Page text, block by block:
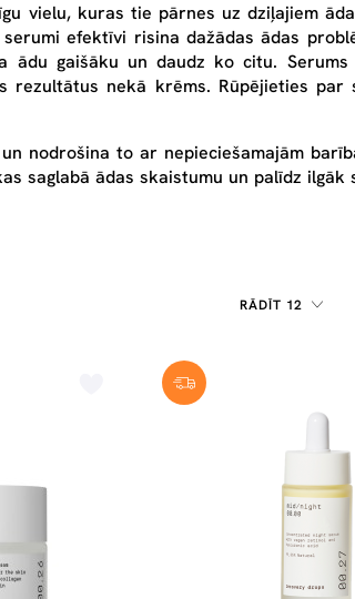
vielu, kuras tie pārnes uz dziļajiem
efektīvi risina dažādas ādas
ādu gaišāku un daudz ko citu.
rezultātus nekā krēms. Rūpējieties par
nodrošina to ar nepieciešamajām
saglabā ādas skaistumu un palīdz
RĀDĪT 12